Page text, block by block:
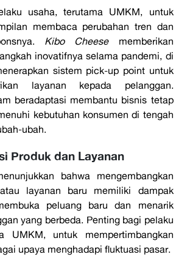
usaha, terutama UMKM, untuk
membaca perubahan tren dan
Kibo Cheesememberikan
inovatifnya selama pandemi, di
sistem pick-up point untuk
layanan kepada pelanggan.
beradaptasi membantu bisnis tetap
kebutuhan konsumen di tengah
ubah.
Produk dan Layanan
bahwa mengembangkan
layanan baru memiliki dampak
peluang baru dan menarik
yang berbeda. Penting bagi pelaku
UMKM, untuk mempertimbangkan
upaya menghadapi fluktuasi pasar.